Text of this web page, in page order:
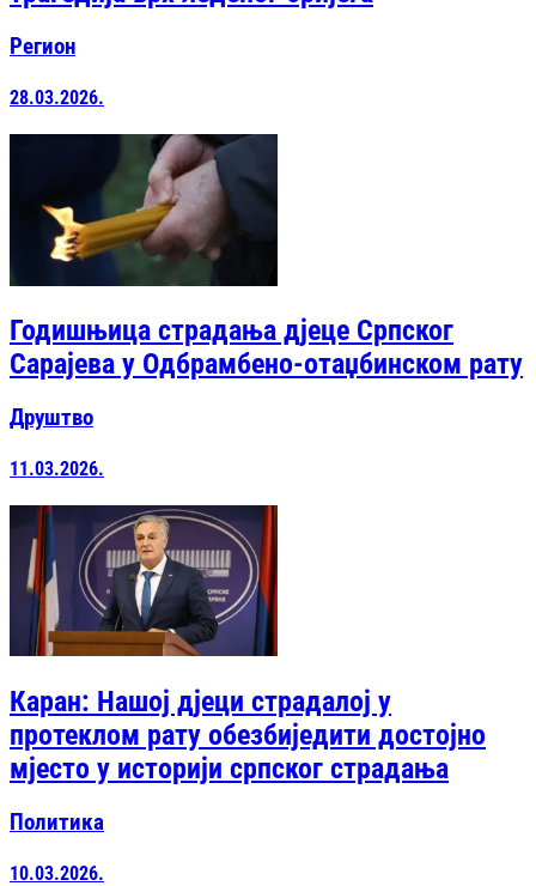
Регион
28.03.2026.
Годишњица страдања дјеце Српског
Сарајева у Одбрамбено-отаџбинском рату
Друштво
11.03.2026.
Каран: Нашој дјеци страдалој у
протеклом рату обезбиједити достојно
мјесто у историји српског страдања
Политика
10.03.2026.